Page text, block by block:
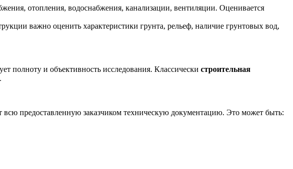
отопления, водоснабжения, канализации, вентиляции. Оценивается
важно оценить характеристики грунта, рельеф, наличие грунтовых вод,
полноту и объективность исследования. Классически строительная
всю предоставленную заказчиком техническую документацию. Это может быть: